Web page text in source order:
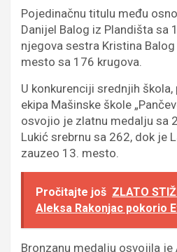
Pojedinačnu titulu među
Danijel Balog iz Plandišta sa
njegova sestra Kristina
mesto sa 176 krugova.
U konkurenciji srednjih
ekipa Mašinske škole
osvojio je zlatnu medalju sa
Lukić srebrnu sa 262, dok je
zauzeo 13. mesto.
Pročitajte još ZLATO
Aleksa Rakonjac pokorio
Bronzanu medalju osvojila je